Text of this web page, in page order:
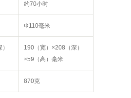
约70小时
Φ110毫米
190（宽）×208（深）
×59（高）毫米
870克